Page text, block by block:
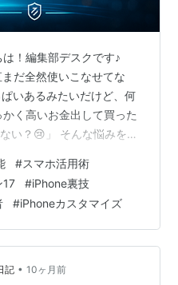
！編集部デスクです♪
まだ全然使いこなせてな
いあるみたいだけど、何
く高いお金出して買った
い？😢」 そんな悩みを抱
のiPhone17はただのスマ
に生まれ変わります🚀 実
対に損する神機能がたく
かも、ほとんどの人がそ
という現実…😱 もったい
#スマホ活用術
17 #iPhone裏技
#iPhoneカスタマイズ
記 • 10ヶ月前